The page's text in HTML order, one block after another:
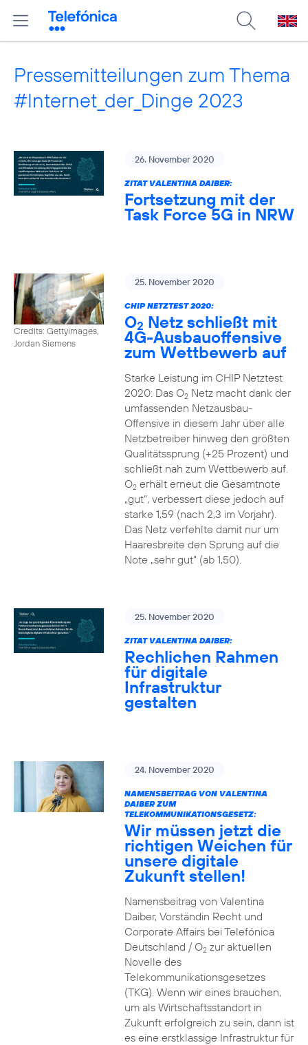
Pressemitteilungen zum Thema
#Internet_der_Dinge 2023
26. November 2020
ZITAT VALENTINA DAIBER:
Fortsetzung mit der
Task Force 5G in NRW
Credits: Gettyimages,
Jordan Siemens
25. November 2020
CHIP NETZTEST 2020:
O2 Netz schließt mit
4G-Ausbauoffensive
zum Wettbewerb auf
Starke Leistung im CHIP Netztest
2020: Das O2Netz macht dank der
umfassenden Netzausbau-
Offensive in diesem Jahr über alle
Netzbetreiber hinweg den größten
Qualitätssprung (+25 Prozent) und
schließt nah zum Wettbewerb auf.
O2erhält erneut die Gesamtnote
„gut“, verbessert diese jedoch auf
starke 1,59 (nach 2,3 im Vorjahr).
Das Netz verfehlte damit nur um
Haaresbreite den Sprung auf die
Note „sehr gut“ (ab 1,50).
25. November 2020
ZITAT VALENTINA DAIBER:
Rechlichen Rahmen
für digitale
Infrastruktur
gestalten
24. November 2020
NAMENSBEITRAG VON VALENTINA
DAIBER ZUM
TELEKOMMUNIKATIONSGESETZ:
Wir müssen jetzt die
richtigen Weichen für
unsere digitale
Zukunft stellen!
Namensbeitrag von Valentina
Daiber, Vorständin Recht und
Corporate Affairs bei Telefónica
Deutschland / O2zur aktuellen
Novelle des
Telekommunikationsgesetzes
(TKG). Wenn wir eines brauchen,
um als Wirtschaftsstandort in
Zukunft erfolgreich zu sein, dann ist
es eine erstklassige Infrastruktur für